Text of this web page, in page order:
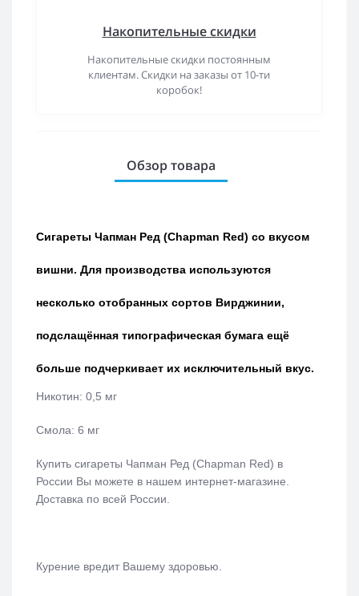
Накопительные скидки
Накопительные скидки постоянным
клиентам. Скидки на заказы от 10-ти
коробок!
Обзор товара
Сигареты Чапман Ред (Chapman Red) со вкусом
вишни. Для производства используются
несколько отобранных сортов Вирджинии,
подслащённая типографическая бумага ещё
больше подчеркивает их исключительный вкус.
Никотин: 0,5 мг
Смола: 6 мг
Купить сигареты Чапман Ред (Chapman Red) в
России Вы можете в нашем интернет-магазине.
Доставка по всей России.
Курение вредит Вашему здоровью.